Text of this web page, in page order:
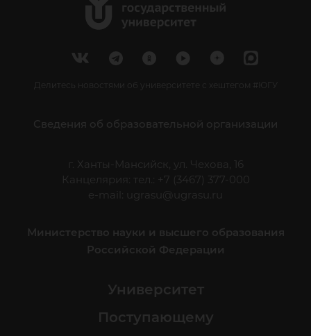
Делитесь новостями об университете с хештегом #ЮГУ
Сведения об образовательной организации
г. Ханты-Мансийск, ул. Чехова, 16
Канцелярия: тел.: +7 (3467) 377-000
e-mail:
ugrasu@ugrasu.ru
Министерство науки и высшего образования
Российской Федерации
Университет
Поступающему